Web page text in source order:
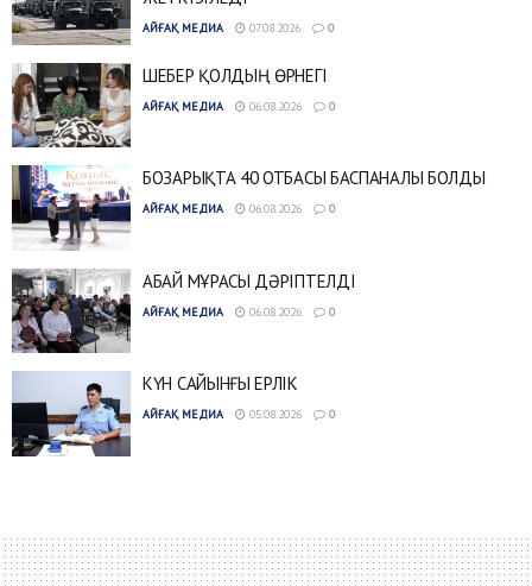
АЙҒАҚ МЕДИА 07.08.2026 0
ШЕБЕР ҚОЛДЫҢ ӨРНЕГІ
АЙҒАҚ МЕДИА 06.08.2026 0
БОЗАРЫҚТА 40 ОТБАСЫ БАСПАНАЛЫ БОЛДЫ
АЙҒАҚ МЕДИА 06.08.2026 0
АБАЙ МҰРАСЫ ДӘРІПТЕЛДІ
АЙҒАҚ МЕДИА 06.08.2026 0
КҮН САЙЫНҒЫ ЕРЛІК
АЙҒАҚ МЕДИА 05.08.2026 0